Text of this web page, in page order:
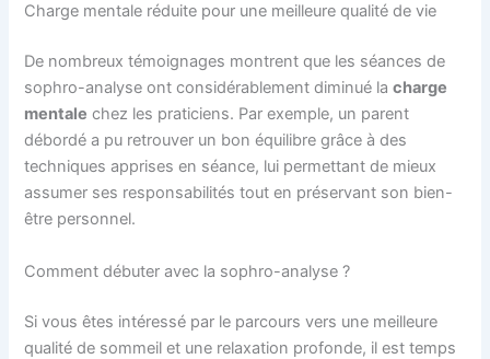
Charge mentale réduite pour une meilleure qualité de vie
De nombreux témoignages montrent que les séances de
sophro-analyse ont considérablement diminué lacharge
mentale chez les praticiens. Par exemple, un parent
débordé a pu retrouver un bon équilibre grâce à des
techniques apprises en séance, lui permettant de mieux
assumer ses responsabilités tout en préservant son bien-
être personnel.
Comment débuter avec la sophro-analyse ?
Si vous êtes intéressé par le parcours vers une meilleure
qualité de sommeil et une relaxation profonde, il est temps